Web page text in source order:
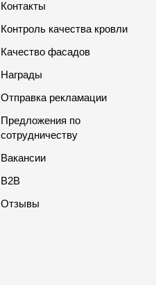
Контакты
Контроль качества кровли
Качество фасадов
Награды
Отправка рекламации
Предложения по
сотрудничеству
Вакансии
B2B
Отзывы